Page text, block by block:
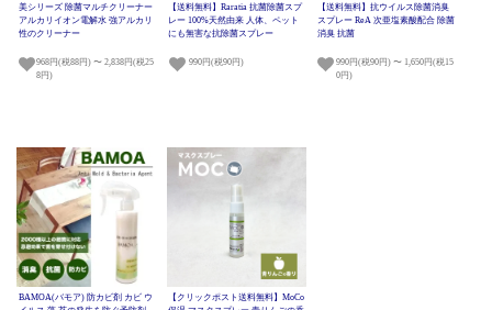
美シリーズ 除菌マルチクリーナー
アルカリイオン電解水 強アルカリ
性のクリーナー
968円(税88円) 〜 2,838円(税25
8円)
【送料無料】Raratia 抗菌除菌スプ
レー 100%天然由来 人体、ペット
にも無害な抗除菌スプレー
990円(税90円)
【送料無料】抗ウイルス除菌消臭
スプレー ReA 次亜塩素酸配合 除菌
消臭 抗菌
990円(税90円) 〜 1,650円(税15
0円)
BAMOA(バモア) 防カビ剤 カビ ウ
【クリックポスト送料無料】MoCo